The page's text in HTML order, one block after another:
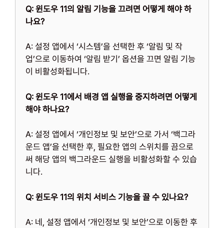
Q: 윈도우 11의 알림 기능을 끄려면 어떻게 해야 하
나요?
A: 설정 앱에서 ‘시스템’을 선택한 후 ‘알림 및 작
업’으로 이동하여 ‘알림 받기’ 옵션을 끄면 알림 기능
이 비활성화됩니다.
Q: 윈도우 11에서 배경 앱 실행을 중지하려면 어떻게
해야 하나요?
A: 설정 앱에서 ‘개인정보 및 보안’으로 가서 ‘백그라
운드 앱’을 선택한 후, 필요한 앱의 스위치를 끔으로
써 해당 앱의 백그라운드 실행을 비활성화할 수 있습
니다.
Q: 윈도우 11의 위치 서비스 기능을 끌 수 있나요?
A: 네, 설정 앱에서 ‘개인정보 및 보안’으로 이동한 후